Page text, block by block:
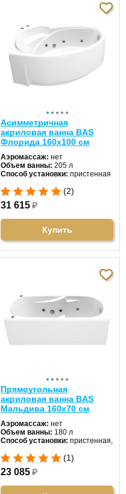
Асимметричная
акриловая ванна BAS
Флорида 160х100 см
Аэромассаж: нет
Объем ванны: 205 л
Способ установки: пристенная
Длина: 160 см
Ширина:
Цвет:белый
акрил
Гидромассаж:опционально
(2)
31 615₽
Купить
Прямоугольная
акриловая ванна BAS
Мальдива 160х70 см
Аэромассаж: нет
Объем ванны: 180 л
Способ установки: пристенная,
Хромотерапия:нет
Длина:160 см
Ширина: 70 см
прямоугольная
(1)
23 085₽